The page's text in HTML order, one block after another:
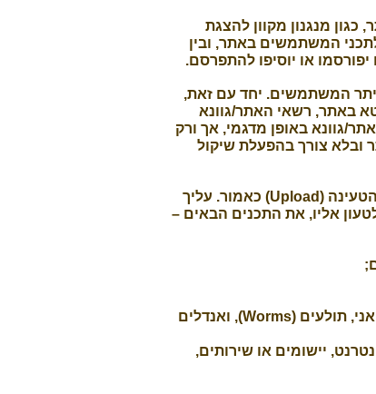
מנגנון מקוון להצגת
המשתמשים באתר, ובין
או יוסיפו להתפרסם.
יתר המשתמשים. יחד עם זאת,
באתר, רשאי האתר/גוונא
גוונא באופן מדגמי, אך ורק
ובלא צורך בהפעלת שיקול
בעת טעינת ופרסום תכנים באתר, חלה עליך האחריות המלאה והבלעדית לכל תוצאה שתנבע מהפרסום, או הטעינה (Upload) כאמור. עליך
אליו, את התכנים הבאים –
כל תוכנת מחשב, קוד מחשב או יישום הכוללים נגיף-מחשב (וירוס), לרבות תוכנות עוינות הידועות כסוס-טרויאני, תולעים (Worms), ואנדלים
יישומים או שירותים,